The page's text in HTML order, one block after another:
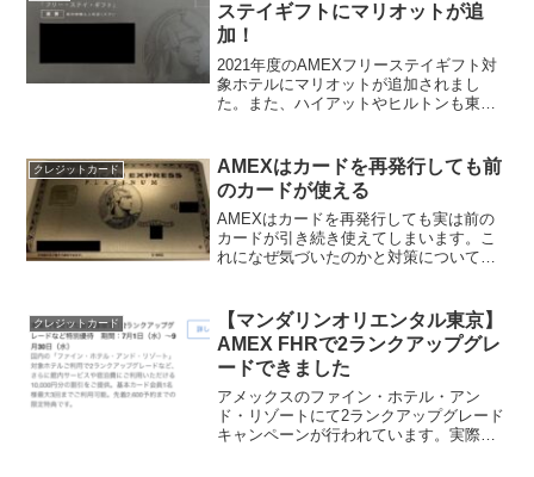
ステイギフトにマリオットが追
加！
2021年度のAMEXフリーステイギフト対
象ホテルにマリオットが追加されまし
た。また、ハイアットやヒルトンも東京
てて紹介します。
クレジットカード
AMEXはカードを再発行しても前
のカードが使える
AMEXはカードを再発行しても実は前の
カードが引き続き使えてしまいます。こ
れになぜ気づいたのかと対策についてま
クレジットカード
【マンダリンオリエンタル東京】
AMEX FHRで2ランクアップグレ
ードできました
アメックスのファイン・ホテル・アン
ド・リゾートにて2ランクアップグレード
キャンペーンが行われています。実際に